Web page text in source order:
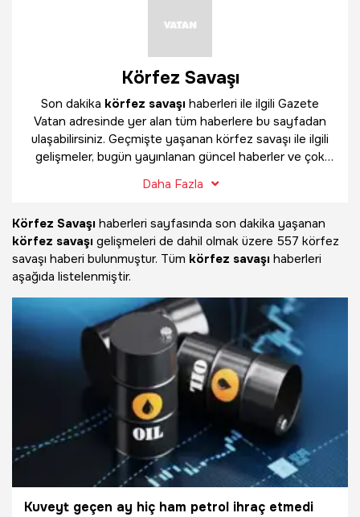
Körfez Savaşı
Son dakika körfez savaşı haberleri ile ilgili Gazete
Vatan adresinde yer alan tüm haberlere bu sayfadan
ulaşabilirsiniz. Geçmişte yaşanan körfez savaşı ile ilgili
gelişmeler, bugün yayınlanan güncel haberler ve çok
bulabilirsiniz.
Daha Fazla
Körfez Savaşı haberleri sayfasında son dakika yaşanan
körfez savaşı gelişmeleri de dahil olmak üzere 557 körfez
savaşı haberi bulunmuştur. Tüm körfez savaşı haberleri
aşağıda listelenmiştir.
Kuveyt geçen ay hiç ham petrol ihraç etmedi